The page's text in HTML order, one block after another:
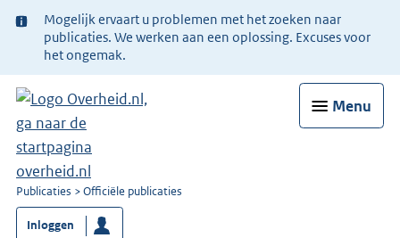
Ter
informatie:
Mogelijk ervaart u problemen met het zoeken naar
publicaties. We werken aan een oplossing. Excuses voor
het ongemak.
Menu
U
bent
nu
Publicaties Officiële publicaties
Inloggen